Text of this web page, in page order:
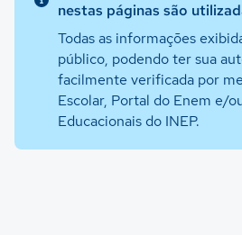
nestas páginas são
Todas as informações
público, podendo ter sua
facilmente verificada por
Escolar, Portal do Enem e/
Educacionais do INEP.